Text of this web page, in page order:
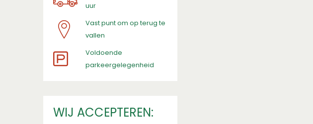
uur
Vast punt om op terug te
vallen
​Voldoende
parkeergelegenheid
WIJ ACCEPTEREN: